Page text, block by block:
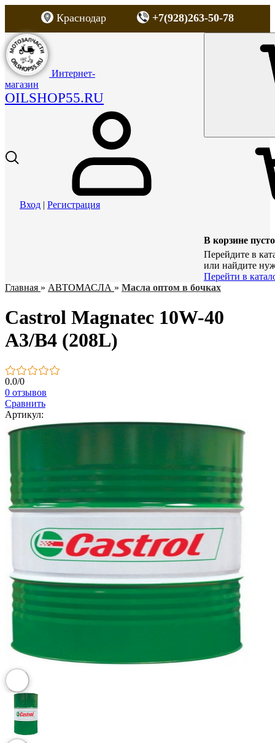
Краснодар +7(928)263-50-78
Интернет-
магазин
OILSHOP55.RU
Вход | Регистрация
В корзине пусто
Перейдите в
или найдите
Перейти в
Главная » АВТОМАСЛА » Масла оптом в бочках
Castrol Magnatec 10W-40
A3/B4 (208L)
0.0/0
0 отзывов
Сравнить
Артикул: